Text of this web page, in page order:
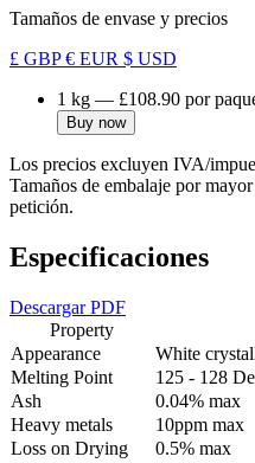
Tamaños de envase y precios
£ GBP€ EUR $ USD
1 kg — £108.90 por
Buy now
Los precios excluyen IVA/
Tamaños de embalaje por
petición.
Especificaciones
Descargar PDF
Property
Appearance
White
Melting Point
125 - 128
Ash
0.04% max
Heavy metals
10ppm max
Loss on Drying
0.5% max